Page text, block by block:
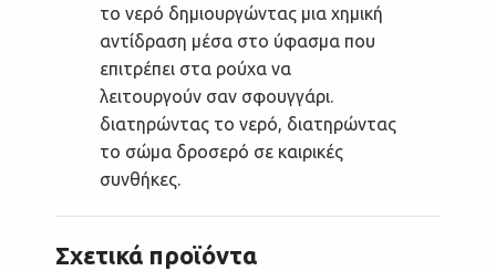
το νερό δημιουργώντας μια χημική
αντίδραση μέσα στο ύφασμα που
επιτρέπει στα ρούχα να
λειτουργούν σαν σφουγγάρι.
διατηρώντας το νερό, διατηρώντας
το σώμα δροσερό σε καιρικές
συνθήκες.
Σχετικά προϊόντα